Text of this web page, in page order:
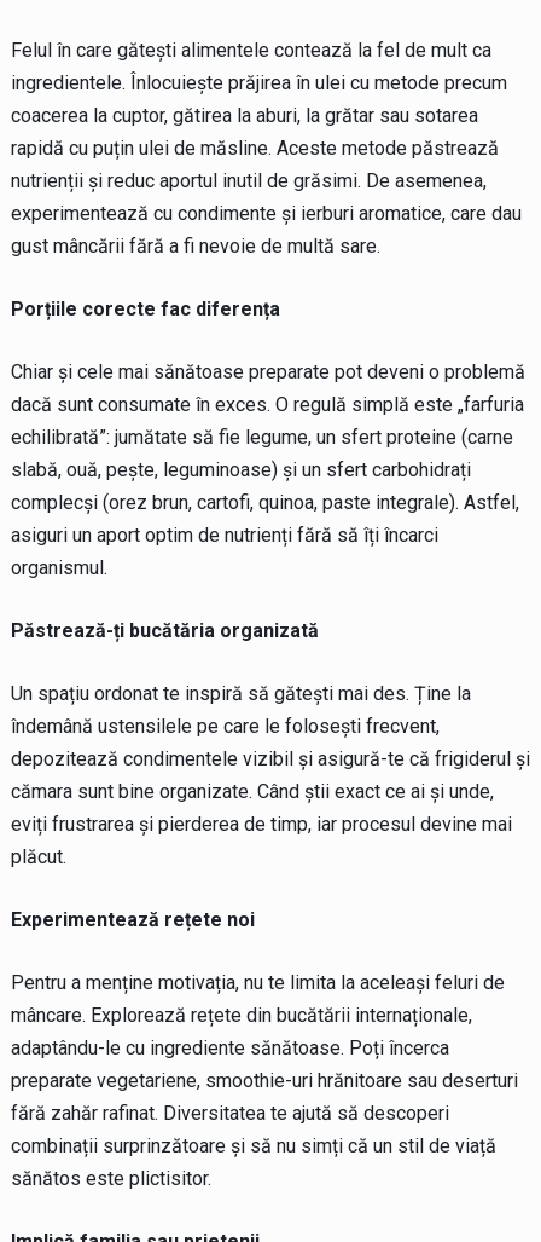
Felul în care gătești alimentele contează la fel de mult ca
ingredientele. Înlocuiește prăjirea în ulei cu metode precum
coacerea la cuptor, gătirea la aburi, la grătar sau sotarea
rapidă cu puțin ulei de măsline. Aceste metode păstrează
nutrienții și reduc aportul inutil de grăsimi. De asemenea,
experimentează cu condimente și ierburi aromatice, care dau
gust mâncării fără a fi nevoie de multă sare.
Porțiile corecte fac diferența
Chiar și cele mai sănătoase preparate pot deveni o problemă
dacă sunt consumate în exces. O regulă simplă este „farfuria
echilibrată”: jumătate să fie legume, un sfert proteine (carne
slabă, ouă, pește, leguminoase) și un sfert carbohidrați
complecși (orez brun, cartofi, quinoa, paste integrale). Astfel,
asiguri un aport optim de nutrienți fără să îți încarci
organismul.
Păstrează-ți bucătăria organizată
Un spațiu ordonat te inspiră să gătești mai des. Ține la
îndemână ustensilele pe care le folosești frecvent,
depozitează condimentele vizibil și asigură-te că frigiderul și
cămara sunt bine organizate. Când știi exact ce ai și unde,
eviți frustrarea și pierderea de timp, iar procesul devine mai
plăcut.
Experimentează rețete noi
Pentru a menține motivația, nu te limita la aceleași feluri de
mâncare. Explorează rețete din bucătării internaționale,
adaptându-le cu ingrediente sănătoase. Poți încerca
preparate vegetariene, smoothie-uri hrănitoare sau deserturi
fără zahăr rafinat. Diversitatea te ajută să descoperi
combinații surprinzătoare și să nu simți că un stil de viață
sănătos este plictisitor.